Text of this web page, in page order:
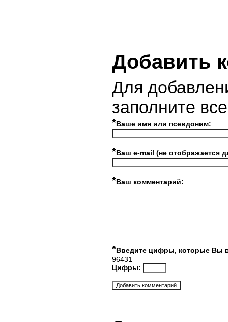
Добавить
Для
заполните
*Ваше имя или псевдоним:
*Ваш e-mail (не отображается
*Ваш комментарий:
*Введите цифры, которые Вы
96431
Цифры: